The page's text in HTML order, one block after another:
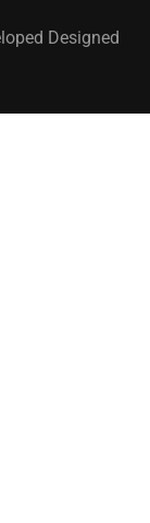
Designed